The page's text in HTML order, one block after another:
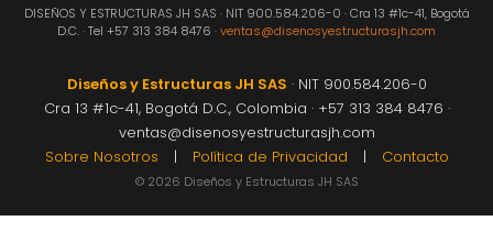
DISEÑOS Y ESTRUCTURAS JH SAS · NIT 900.584.206-0 · Cra 13 #1c-41, Bogotá
D.C. · Tel +57 313 384 8476 ·ventas@disenosyestructurasjh.com
Diseños y Estructuras JH SAS · NIT 900.584.206-0
Cra 13 #1c-41, Bogotá D.C., Colombia · +57 313 384 8476 ·
ventas@disenosyestructurasjh.com
Sobre Nosotros
| Política de Privacidad | Contacto
© 2026 Diseños y Estructuras JH SAS